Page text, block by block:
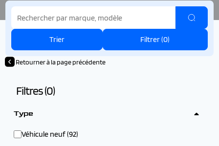
Trier Filtrer (0)
Retourner à la page précédente
Filtres (0)
Type
Véhicule neuf (92)